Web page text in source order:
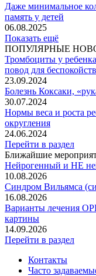
Даже минимальное
память у детей
06.08.2025
Показать ещё
ПОПУЛЯРНЫЕ
Тромбоциты у
повод для
23.09.2024
Болезнь Коксаки,
30.07.2024
Нормы веса и роста
округления
24.06.2024
Перейти в раздел
Ближайшие
Нейрогенный и НЕ
10.08.2026
Синдром Вильямса
16.08.2026
Варианты лечения
картины
14.09.2026
Перейти в раздел
Контакты
Часто